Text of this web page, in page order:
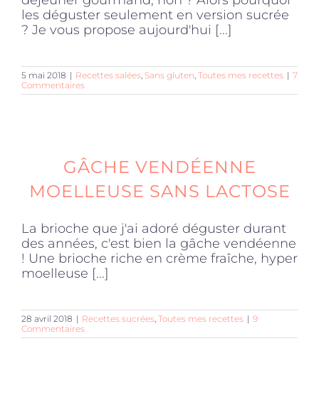
les déguster seulement en version sucrée
? Je vous propose aujourd'hui [...]
5 mai 2018 | Recettes salées, Sans gluten, Toutes mes recettes | 7
Commentaires
GÂCHE VENDÉENNE
MOELLEUSE SANS LACTOSE
La brioche que j'ai adoré déguster durant
des années, c'est bien la gâche vendéenne
! Une brioche riche en crème fraîche, hyper
moelleuse [...]
28 avril 2018 | Recettes sucrées, Toutes mes recettes | 9
Commentaires